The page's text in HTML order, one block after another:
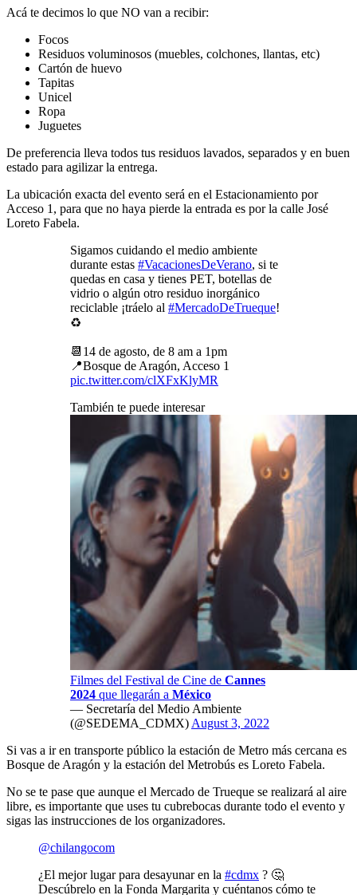
Acá te decimos lo que NO van a recibir:
Focos
Residuos voluminosos (muebles, colchones, llantas, etc)
Cartón de huevo
Tapitas
Unicel
Ropa
Juguetes
De preferencia lleva todos tus residuos lavados, separados y en buen
estado para agilizar la entrega.
La ubicación exacta del evento será en el Estacionamiento por
Acceso 1, para que no haya pierde la entrada es por la calle José
Loreto Fabela.
Sigamos cuidando el medio ambiente
durante estas #VacacionesDeVerano, si te
quedas en casa y tienes PET, botellas de
vidrio o algún otro residuo inorgánico
reciclable ¡tráelo al #MercadoDeTrueque!
♻️
📆14 de agosto, de 8 am a 1pm
📍Bosque de Aragón, Acceso 1
pic.twitter.com/clXFxKlyMR
También te puede interesar
Filmes del Festival de Cine de Cannes
2024 que llegarán a México
— Secretaría del Medio Ambiente
(@SEDEMA_CDMX) August 3, 2022
Si vas a ir en transporte público la estación de Metro más cercana es
Bosque de Aragón y la estación del Metrobús es Loreto Fabela.
No se te pase que aunque el Mercado de Trueque se realizará al aire
libre, es importante que uses tu cubrebocas durante todo el evento y
sigas las instrucciones de los organizadores.
@chilangocom
¿El mejor lugar para desayunar en la #cdmx ? 🤔
Descúbrelo en la Fonda Margarita y cuéntanos cómo te